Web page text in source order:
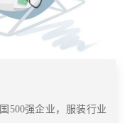
500强企业，服装行业